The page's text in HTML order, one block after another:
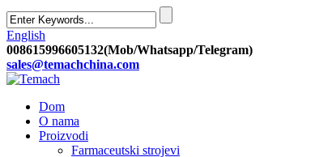
English
008615996605132(Mob/Whatsapp/Telegram)
sales@temachchina.com
Dom
O nama
Proizvodi
Farmaceutski strojevi